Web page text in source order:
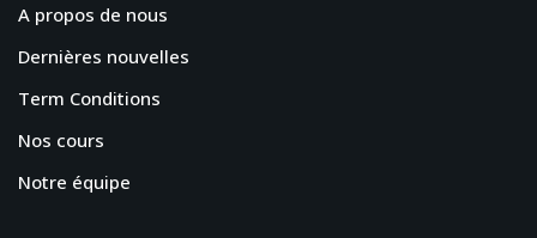
A propos de nous
Dernières nouvelles
Term Conditions
Nos cours
Notre équipe